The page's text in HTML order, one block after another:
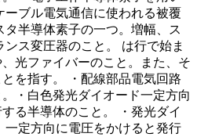
ーブル電気通信に使われる被覆
半導体素子の一つ。増幅、ス
ス変圧器のこと。 は行で始ま
光ファイバーのこと。また、そ
を指す。 ・配線部品電気回路
・白色発光ダイオード一定方向
る半導体のこと。 ・発光ダイ
一定方向に電圧をかけると発行